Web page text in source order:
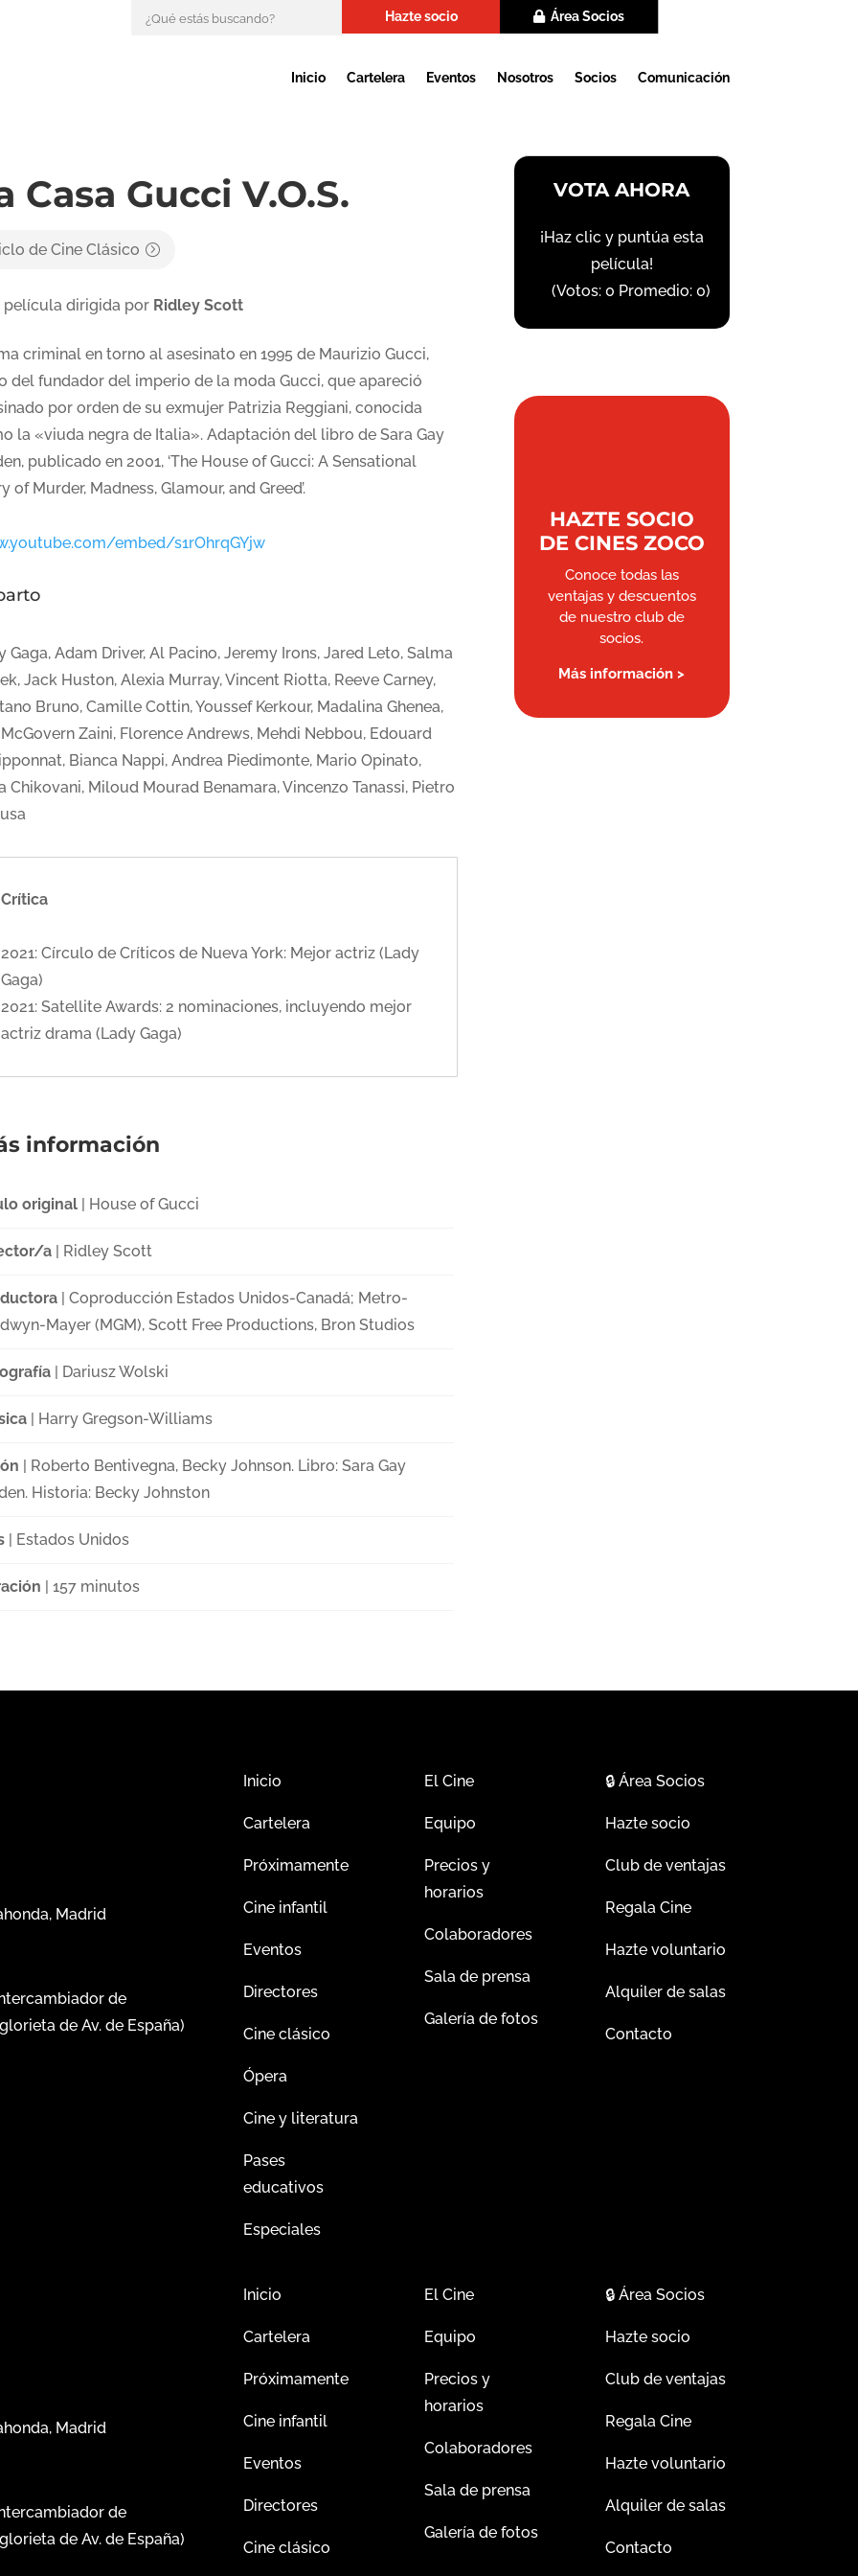
Hazte socio Área Socios
Inicio Cartelera Eventos Nosotros Socios Comunicación
Casa Gucci V.O.S.
de Cine Clásico
película dirigida por Ridley Scott
criminal en torno al asesinato en 1995 de Maurizio Gucci,
del fundador del imperio de la moda Gucci, que apareció
por orden de su exmujer Patrizia Reggiani, conocida
la «viuda negra de Italia». Adaptación del libro de Sara Gay
publicado en 2001, ‘The House of Gucci: A Sensational
of Murder, Madness, Glamour, and Greed’.
embed/s1rOhrqGYjw
Gaga, Adam Driver, Al Pacino, Jeremy Irons, Jared Leto, Salma
Jack Huston, Alexia Murray, Vincent Riotta, Reeve Carney,
Bruno, Camille Cottin, Youssef Kerkour, Madalina Ghenea,
Zaini, Florence Andrews, Mehdi Nebbou, Edouard
Bianca Nappi, Andrea Piedimonte, Mario Opinato,
Chikovani, Miloud Mourad Benamara, Vincenzo Tanassi, Pietro
Crítica
2021: Círculo de Críticos de Nueva York: Mejor actriz (Lady
Gaga)
2021: Satellite Awards: 2 nominaciones, incluyendo mejor
actriz drama (Lady Gaga)
información
original| House of Gucci
a| Ridley Scott
| Coproducción Estados Unidos-Canadá; Metro-
Mayer (MGM), Scott Free Productions, Bron Studios
| Dariusz Wolski
| Harry Gregson-Williams
| Roberto Bentivegna, Becky Johnson. Libro: Sara Gay
Historia: Becky Johnston
| Estados Unidos
| 157 minutos
VOTA AHORA
¡Haz clic y puntúa esta
película!
(Votos:0 Promedio:0)
HAZTE SOCIO
DE CINES ZOCO
Conoce todas las
ventajas y descuentos
de nuestro club de
socios.
Más información >
Madrid
de
de Av. de España)
Inicio
Cartelera
Próximamente
Cine infantil
Eventos
Directores
Cine clásico
Ópera
Cine y literatura
Pases
educativos
Especiales
El Cine
Equipo
Precios y
horarios
Colaboradores
Sala de prensa
Galería de fotos
🔒Área Socios
Hazte socio
Club de ventajas
Regala Cine
Hazte voluntario
Alquiler de salas
Contacto
Madrid
de
de Av. de España)
Inicio
Cartelera
Próximamente
Cine infantil
Eventos
Directores
Cine clásico
El Cine
Equipo
Precios y
horarios
Colaboradores
Sala de prensa
Galería de fotos
🔒Área Socios
Hazte socio
Club de ventajas
Regala Cine
Hazte voluntario
Alquiler de salas
Contacto